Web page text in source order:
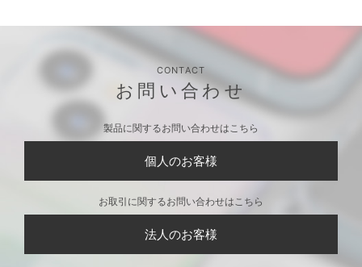
CONTACT
お問い合わせ
製品に関するお問い合わせはこちら
個人のお客様
お取引に関するお問い合わせはこちら
法人のお客様